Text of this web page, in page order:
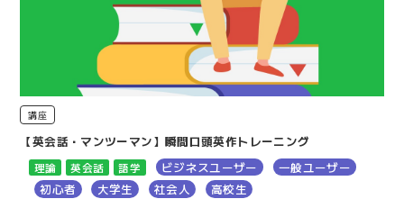
講座
【英会話・マンツーマン】瞬間口頭英作トレーニング
理論 英会話 語学 ビジネスユーザー
一般ユーザー
初心者
大学生 社会人 高校生